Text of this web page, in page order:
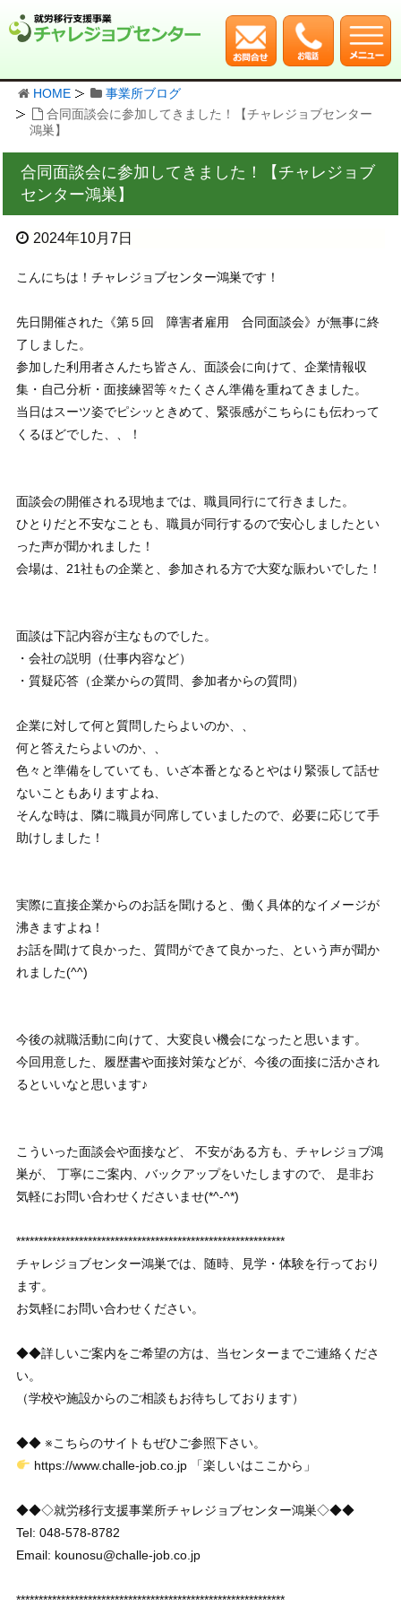
HOME
事業所ブログ
合同面談会に参加してきました！【チャレジョブセンター
鴻巣】
合同面談会に参加してきました！【チャレジョブ
センター鴻巣】
2024年10月7日
こんにちは！チャレジョブセンター鴻巣です！
先日開催された《第５回 障害者雇用 合同面談会》が無事に終
了しました。
参加した利用者さんたち皆さん、面談会に向けて、企業情報収
集・自己分析・面接練習等々たくさん準備を重ねてきました。
当日はスーツ姿でピシッときめて、緊張感がこちらにも伝わって
くるほどでした、、！
面談会の開催される現地までは、職員同行にて行きました。
ひとりだと不安なことも、職員が同行するので安心しましたとい
った声が聞かれました！
会場は、21社もの企業と、参加される方で大変な賑わいでした！
面談は下記内容が主なものでした。
・会社の説明（仕事内容など）
・質疑応答（企業からの質問、参加者からの質問）
企業に対して何と質問したらよいのか、、
何と答えたらよいのか、、
色々と準備をしていても、いざ本番となるとやはり緊張して話せ
ないこともありますよね、
そんな時は、隣に職員が同席していましたので、必要に応じて手
助けしました！
実際に直接企業からのお話を聞けると、働く具体的なイメージが
沸きますよね！
お話を聞けて良かった、質問ができて良かった、という声が聞か
れました(^^)
今後の就職活動に向けて、大変良い機会になったと思います。
今回用意した、履歴書や面接対策などが、今後の面接に活かされ
るといいなと思います♪
こういった面談会や面接など、 不安がある方も、チャレジョブ鴻
巣が、 丁寧にご案内、バックアップをいたしますので、 是非お
気軽にお問い合わせくださいませ(*^-^*)
************************************************************
チャレジョブセンター鴻巣では、随時、見学・体験を行っており
ます。
お気軽にお問い合わせください。
◆◆詳しいご案内をご希望の方は、当センターまでご連絡くださ
い。
（学校や施設からのご相談もお待ちしております）
◆◆ ※こちらのサイトもぜひご参照下さい。
https://www.challe-job.co.jp 「楽しいはここから」
◆◆◇就労移行支援事業所チャレジョブセンター鴻巣◇◆◆
Tel: 048-578-8782
Email: kounosu@challe-job.co.jp
************************************************************